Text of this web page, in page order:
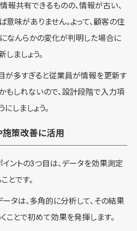
報共有できるものの、情報が古い、
意味がありません。よって、顧客の住
なんらかの変化が判明した場合に
ましょう。
が多すぎると従業員が情報を更新す
もしれないので、設計段階で入力項
しましょう。
施策改善に活用
ントの3つ目は、データを効果測定
とです。
タは、多角的に分析して、その結果
ことで初めて効果を発揮します。